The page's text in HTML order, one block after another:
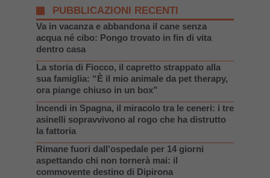
PUBBLICAZIONI RECENTI
Va in vacanza e abbandona il cane senza
acqua né cibo: Pongo trovato in fin di vita
dentro casa
La storia di Fiocco, il capretto strappato alla
sua famiglia: “È il mio animale da pet therapy,
ora piange chiuso in un box”
Incendi in Spagna, il miracolo tra le ceneri: i tre
asinelli sopravvivono al rogo che ha distrutto
la fattoria
Rimane fuori dall’ospedale per 14 giorni
aspettando chi non tornerà mai: il
commovente destino di Dipirona